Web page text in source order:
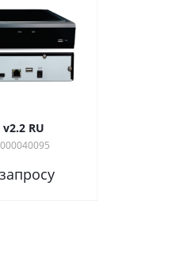
RU